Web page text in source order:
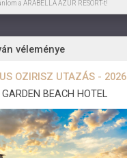
a ARABELLA AZUR RESORT-t!
véleménye
OZIRISZ UTAZÁS - 2026
BEACH HOTEL